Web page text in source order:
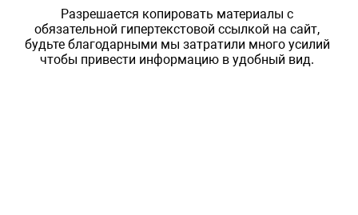
Разрешается копировать материалы с
обязательной гипертекстовой ссылкой на сайт,
будьте благодарными мы затратили много усилий
чтобы привести информацию в удобный вид.